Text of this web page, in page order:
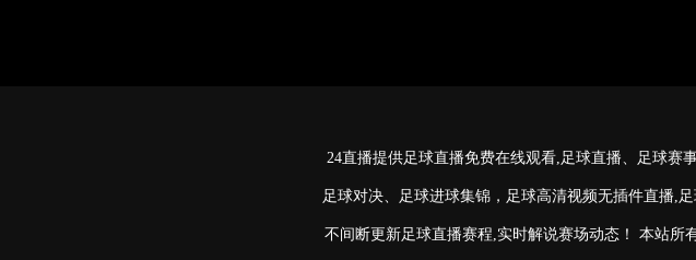
24直播提供足球直播免费在线观看,足球直播、足球赛
足球对决、足球进球集锦，足球高清视频无插件直播,
不间断更新足球直播赛程,实时解说赛场动态！ 本站所